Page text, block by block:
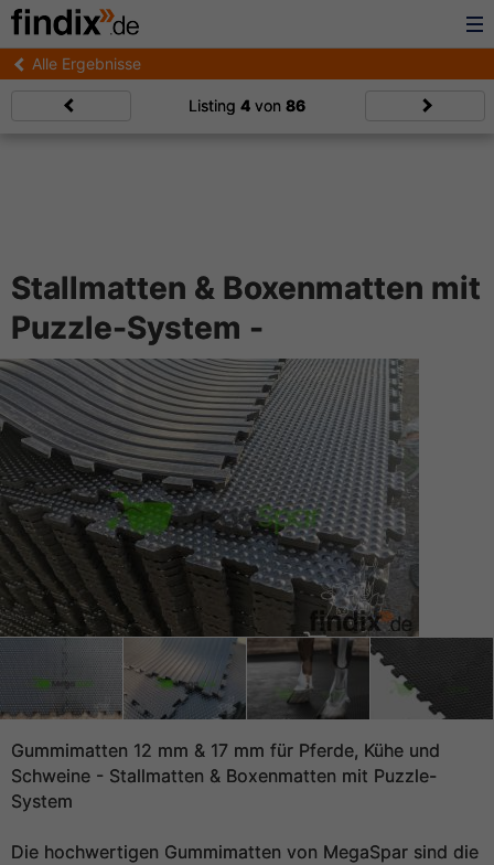
Alle Ergebnisse
Listing 4 von 86
Stallmatten & Boxenmatten mit
Puzzle-System -
Gummimatten 12 mm & 17 mm für Pferde, Kühe und
Schweine - Stallmatten & Boxenmatten mit Puzzle-
System
Die hochwertigen Gummimatten von MegaSpar sind die